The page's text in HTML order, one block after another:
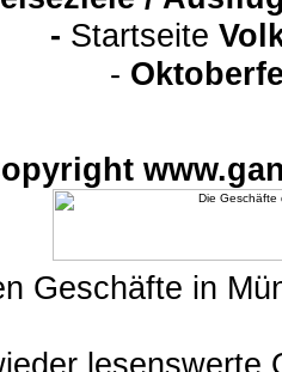
- Startseite
-
Geschäfte in
lesenswerte